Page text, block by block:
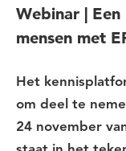
Webinar | Een
mensen met
Het
om deel te
24 november